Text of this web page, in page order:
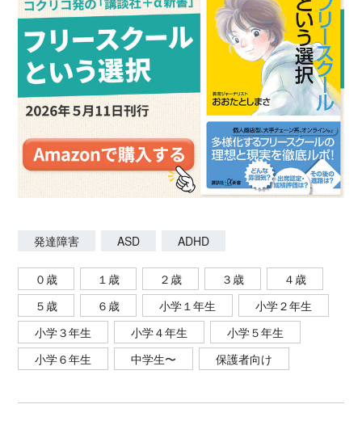
発達障害 ASD ADHD
０歳 １歳 ２歳 ３歳
４歳
５歳
６歳 小学１年生
小学２年生
小学３年生
小学４年生
小学５年生
小学６年生
中学生〜 保護者向け